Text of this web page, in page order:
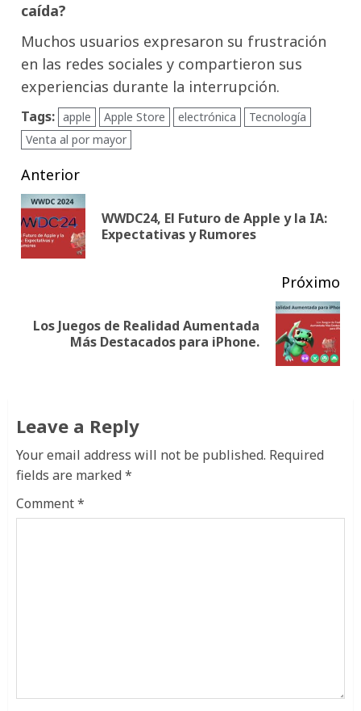
caída?
Muchos usuarios expresaron su frustración
en las redes sociales y compartieron sus
experiencias durante la interrupción.
Tags: apple Apple Store electrónica
Tecnología
Venta al por mayor
Post
navigation
Anterior
WWDC24, El Futuro de Apple y la IA:
Expectativas y Rumores
Próximo
Siguiente
publicación:
Los Juegos de Realidad Aumentada
Más Destacados para iPhone.
Leave a Reply
Your email address will not be published. Required
fields are marked *
Comment*